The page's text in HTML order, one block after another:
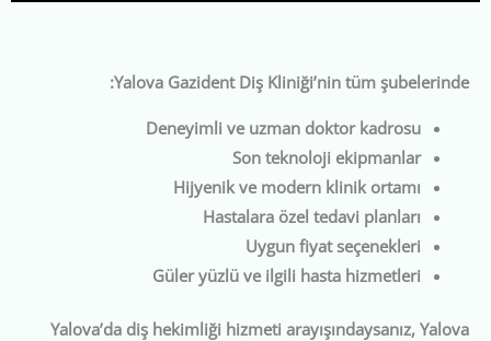
Yalova Gazident Diş Kliniği’nin tüm şubelerinde:
Deneyimli ve uzman doktor kadrosu
Son teknoloji ekipmanlar
Hijyenik ve modern klinik ortamı
Hastalara özel tedavi planları
Uygun fiyat seçenekleri
Güler yüzlü ve ilgili hasta hizmetleri
Yalova’da diş hekimliği hizmeti arayışındaysanız, Yalova